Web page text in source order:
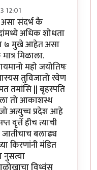
12:01
प्रसाद गोडबोले
संदर्भ कै
अधिक शोधता
७ मुखे आहेत असा
मिळाला.
महो जयोतिषः
तुविजातो रवेण
तमांसि || बृहस्पति
तो आकाशस्थ
अत्युच्च प्रदेश आहे
वृत्तें हीच त्याची
बलाढ्य
किरणांनी मंडित